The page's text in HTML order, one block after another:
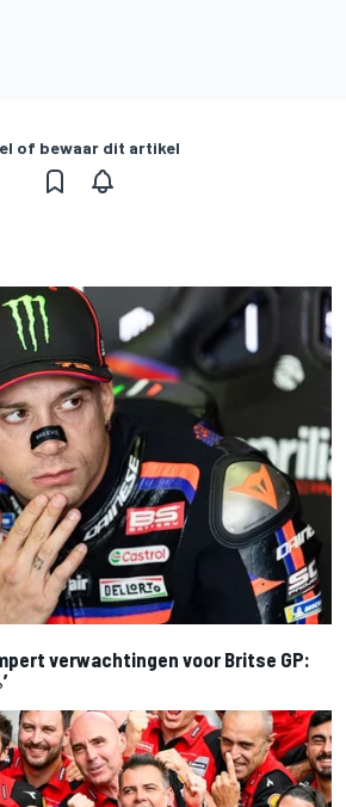
of bewaar dit artikel
verwachtingen voor Britse GP: